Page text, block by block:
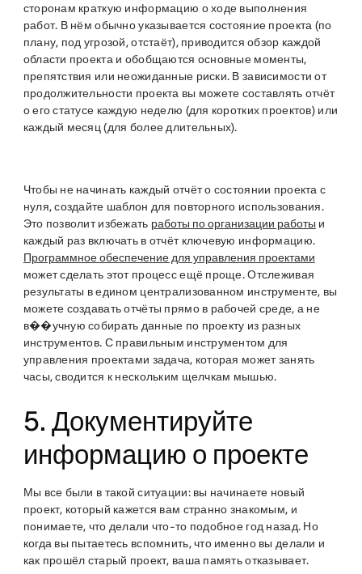
сторонам краткую информацию о ходе выполнения
работ. В нём обычно указывается состояние проекта (по
плану, под угрозой, отстаёт), приводится обзор каждой
области проекта и обобщаются основные моменты,
препятствия или неожиданные риски. В зависимости от
продолжительности проекта вы можете составлять отчёт
о его статусе каждую неделю (для коротких проектов) или
каждый месяц (для более длительных).
Чтобы не начинать каждый отчёт о состоянии проекта с
нуля, создайте шаблон для повторного использования.
Это позволит избежать работы по организации работы и
каждый раз включать в отчёт ключевую информацию.
Программное обеспечение для управления проектами
может сделать этот процесс ещё проще. Отслеживая
результаты в едином централизованном инструменте, вы
можете создавать отчёты прямо в рабочей среде, а не
в��учную собирать данные по проекту из разных
инструментов. С правильным инструментом для
управления проектами задача, которая может занять
часы, сводится к нескольким щелчкам мышью.
5. Документируйте
информацию о проекте
Мы все были в такой ситуации: вы начинаете новый
проект, который кажется вам странно знакомым, и
понимаете, что делали что-то подобное год назад. Но
когда вы пытаетесь вспомнить, что именно вы делали и
как прошёл старый проект, ваша память отказывает.